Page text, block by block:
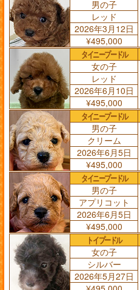
男の子
レッド
2026年3月12日
¥495,000
タイニープードル
女の子
レッド
2026年6月10日
¥495,000
タイニープードル
男の子
クリーム
2026年6月5日
¥495,000
タイニープードル
男の子
アプリコット
2026年6月5日
¥495,000
トイプードル
女の子
シルバー
2026年5月27日